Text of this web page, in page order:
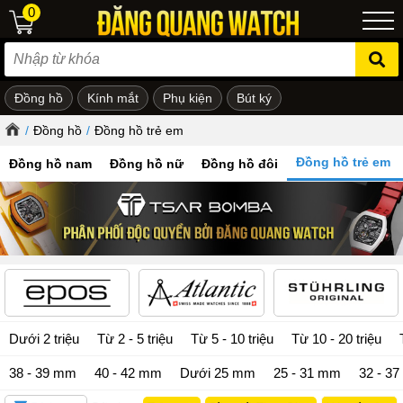
em
0
Đồng hồ Kính mắt Phụ kiện Bút ký
/ Đồng hồ / Đồng hồ trẻ em
Đồng hồ nam Đồng hồ nữ Đồng hồ đôi Đồng hồ trẻ em
Dưới 2 triệu Từ 2 - 5 triệu Từ 5 - 10 triệu Từ 10 - 20 triệu
38 - 39 mm 40 - 42 mm Dưới 25 mm 25 - 31 mm 32 -